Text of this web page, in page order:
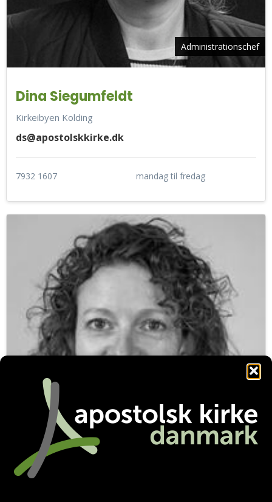
Administrationschef
Dina Siegumfeldt
Kirkeibyen Kolding
ds@apostolskkirke.dk
7932 1607 mandag til fredag